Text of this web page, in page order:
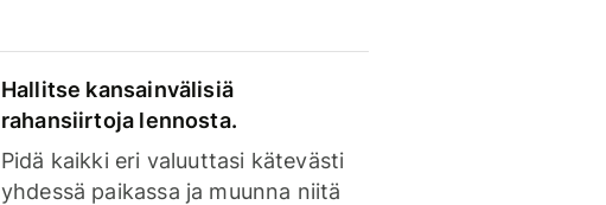
Hallitse kansainvälisiä
rahansiirtoja lennosta.
Pidä kaikki eri valuuttasi kätevästi
yhdessä paikassa ja muunna niitä